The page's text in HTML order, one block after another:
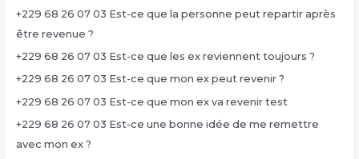
+229 68 26 07 03 Est-ce que la personne peut repartir après
être revenue ?
+229 68 26 07 03 Est-ce que les ex reviennent toujours ?
+229 68 26 07 03 Est-ce que mon ex peut revenir ?
+229 68 26 07 03 Est-ce que mon ex va revenir test
+229 68 26 07 03 Est-ce une bonne idée de me remettre
avec mon ex ?